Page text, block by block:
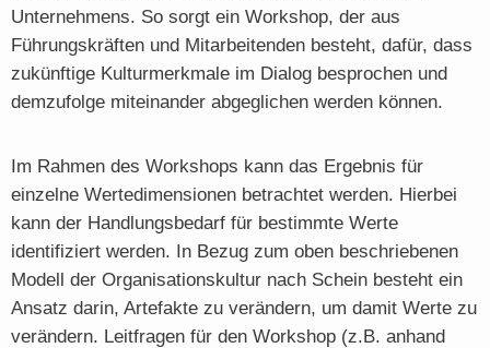
Unternehmens. So sorgt ein Workshop, der aus
Führungskräften und Mitarbeitenden besteht, dafür, dass
zukünftige Kulturmerkmale im Dialog besprochen und
demzufolge miteinander abgeglichen werden können.
Im Rahmen des Workshops kann das Ergebnis für
einzelne Wertedimensionen betrachtet werden. Hierbei
kann der Handlungsbedarf für bestimmte Werte
identifiziert werden. In Bezug zum oben beschriebenen
Modell der Organisationskultur nach Schein besteht ein
Ansatz darin, Artefakte zu verändern, um damit Werte zu
verändern. Leitfragen für den Workshop (z.B. anhand